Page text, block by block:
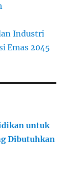
Industri
Emas 2045
untuk
Dibutuhkan